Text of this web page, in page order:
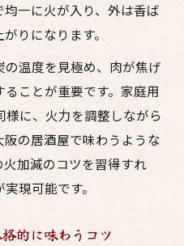
の火加減と霧吹き活用
火加減と霧吹き活用術
火加減が決め手となる
霧吹きで旨みを閉じ込
の火加減調整の秘訣
一に火が入り、外は香ば
りになります。
温度を見極め、肉が焦げ
ことが重要です。家庭用
に、火力を調整しながら
の居酒屋で味わうような
加減のコツを習得すれ
現可能です。
的に味わうコツ